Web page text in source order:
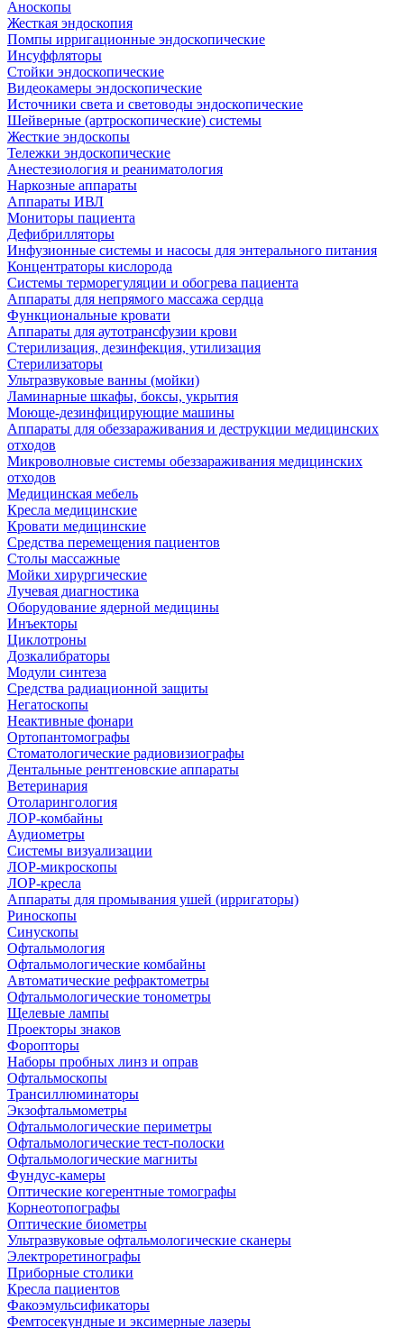
Аноскопы
Жесткая эндоскопия
Помпы ирригационные эндоскопические
Инсуффляторы
Стойки эндоскопические
Видеокамеры эндоскопические
Источники света и световоды эндоскопические
Шейверные (артроскопические) системы
Жесткие эндоскопы
Тележки эндоскопические
Анестезиология и реаниматология
Наркозные аппараты
Аппараты ИВЛ
Мониторы пациента
Дефибрилляторы
Инфузионные системы и насосы для энтерального питания
Концентраторы кислорода
Системы терморегуляции и обогрева пациента
Аппараты для непрямого массажа сердца
Функциональные кровати
Аппараты для аутотрансфузии крови
Стерилизация, дезинфекция, утилизация
Стерилизаторы
Ультразвуковые ванны (мойки)
Ламинарные шкафы, боксы, укрытия
Моюще-дезинфицирующие машины
Аппараты для обеззараживания и деструкции медицинских
отходов
Микроволновые системы обеззараживания медицинских
отходов
Медицинская мебель
Кресла медицинские
Кровати медицинские
Средства перемещения пациентов
Столы массажные
Мойки хирургические
Лучевая диагностика
Оборудование ядерной медицины
Инъекторы
Циклотроны
Дозкалибраторы
Модули синтеза
Средства радиационной защиты
Негатоскопы
Неактивные фонари
Ортопантомографы
Стоматологические радиовизиографы
Дентальные рентгеновские аппараты
Ветеринария
Отоларингология
ЛОР-комбайны
Аудиометры
Системы визуализации
ЛОР-микроскопы
ЛОР-кресла
Аппараты для промывания ушей (ирригаторы)
Риноскопы
Синускопы
Офтальмология
Офтальмологические комбайны
Автоматические рефрактометры
Офтальмологические тонометры
Щелевые лампы
Проекторы знаков
Форопторы
Наборы пробных линз и оправ
Офтальмоскопы
Трансиллюминаторы
Экзофтальмометры
Офтальмологические периметры
Офтальмологические тест-полоски
Офтальмологические магниты
Фундус-камеры
Оптические когерентные томографы
Корнеотопографы
Оптические биометры
Ультразвуковые офтальмологические сканеры
Электроретинографы
Приборные столики
Кресла пациентов
Факоэмульсификаторы
Фемтосекундные и эксимерные лазеры